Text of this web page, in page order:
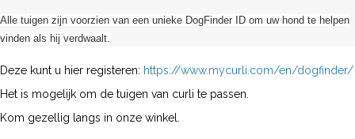
Alle tuigen zijn voorzien van een unieke DogFinder ID om uw hond te helpen
vinden als hij verdwaalt.
Deze kunt u hier registeren: https://www.mycurli.com/en/dogfinder/
Het is mogelijk om de tuigen van curli te passen.
Kom gezellig langs in onze winkel.